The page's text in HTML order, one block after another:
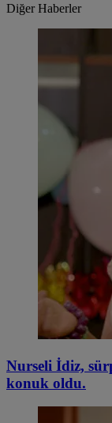
Diğer Haberler
Nurseli İdiz,
konuk oldu.